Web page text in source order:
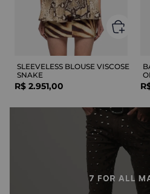
SLEEVELESS BLOUSE VISCOSE
SNAKE
R$ 2.951,00